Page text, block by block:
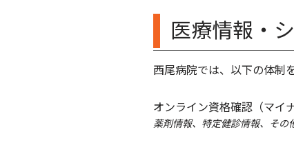
医療情報・
西尾病院では、以下の体制
オンライン資格確認（マイ
薬剤情報、特定健診情報、その